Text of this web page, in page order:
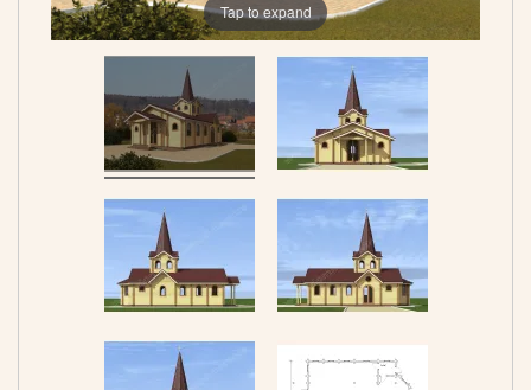
Tap to expand